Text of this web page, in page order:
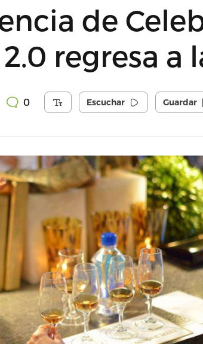
de
regresa a
0 Escuchar Guardar